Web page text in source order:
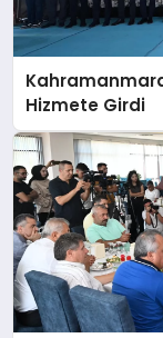
Hizmete Girdi